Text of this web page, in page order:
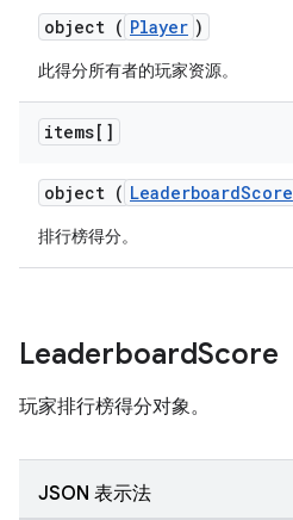
object ( Player )
此得分所有者的玩家资源。
items[]
object ( LeaderboardScore
排行榜得分。
LeaderboardScore
玩家排行榜得分对象。
JSON 表示法